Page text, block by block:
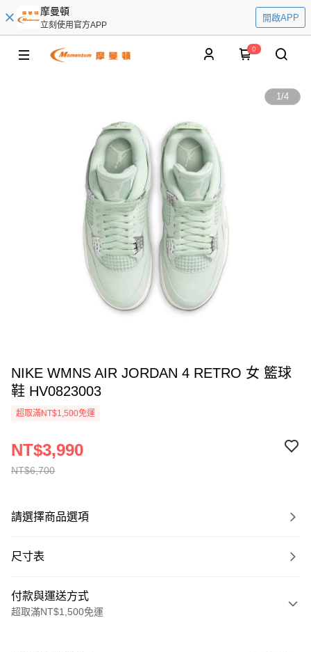
摩曼頓
立刻使用官方APP
開啟APP
0
1/4
NIKE WMNS AIR JORDAN 4 RETRO 女 籃球
鞋 HV0823003
超取滿NT$1,500免運
NT$6,700
NT$3,990
請選擇商品選項
尺寸表
付款與運送方式
超取滿NT$1,500免運